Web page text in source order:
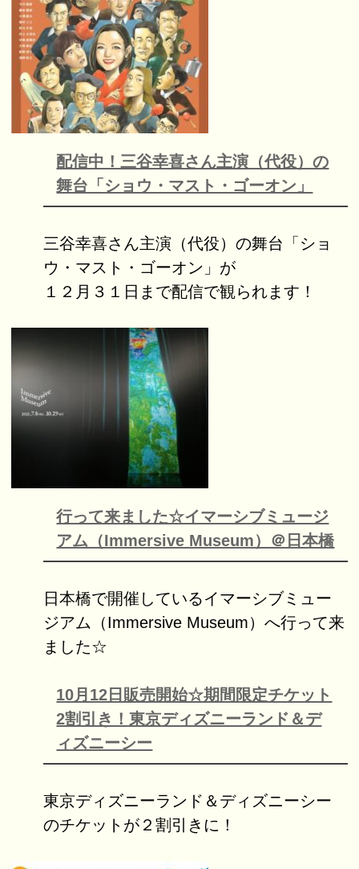
配信中！三谷幸喜さん主演（代役）の
舞台「ショウ・マスト・ゴーオン」
三谷幸喜さん主演（代役）の舞台「ショ
ウ・マスト・ゴーオン」が
１２月３１日まで配信で観られます！
行って来ました☆イマーシブミュージ
アム（Immersive Museum）＠日本橋
日本橋で開催しているイマーシブミュー
ジアム（Immersive Museum）へ行って来
ました☆
10月12日販売開始☆期間限定チケット
2割引き！東京ディズニーランド＆デ
ィズニーシー
東京ディズニーランド＆ディズニーシー
のチケットが２割引きに！